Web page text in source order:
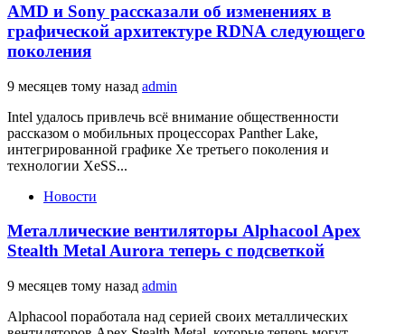
AMD и Sony рассказали об изменениях в
графической архитектуре RDNA следующего
поколения
9 месяцев тому назад admin
Intel удалось привлечь всё внимание общественности
рассказом о мобильных процессорах Panther Lake,
интегрированной графике Xe третьего поколения и
технологии XeSS...
Новости
Металлические вентиляторы Alphacool Apex
Stealth Metal Aurora теперь с подсветкой
9 месяцев тому назад admin
Alphacool поработала над серией своих металлических